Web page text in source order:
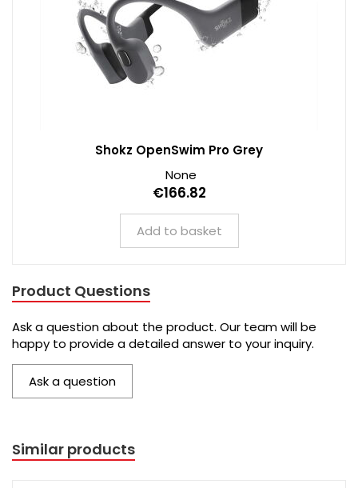
Shokz OpenSwim Pro Grey
None
€166.82
Add to basket
Product Questions
Ask a question about the product. Our team will be
happy to provide a detailed answer to your inquiry.
Ask a question
Similar products